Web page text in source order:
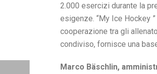
2.000 esercizi durante la
esigenze. “My Ice Hockey
cooperazione tra gli
condiviso, fornisce una
Marco Bäschlin,